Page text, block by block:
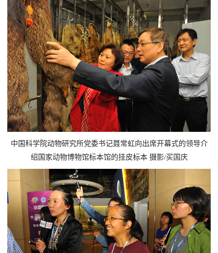
中国科学院动物研究所党委书记聂常虹向出席开幕式的领导介
绍国家动物博物馆标本馆的挂皮标本 摄影/买国庆